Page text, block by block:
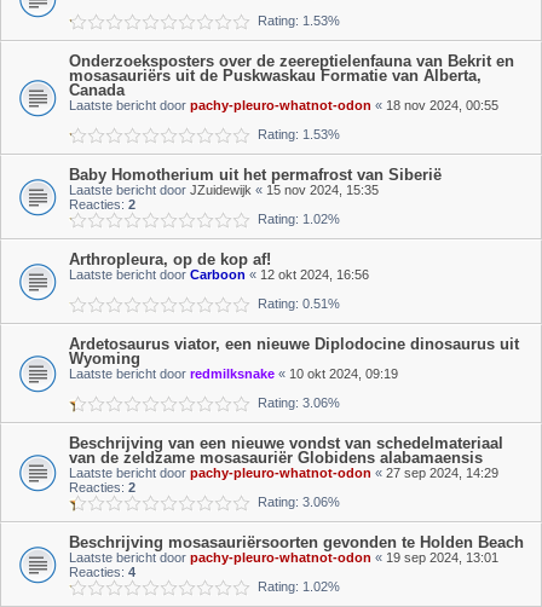
Rating: 1.53%
Onderzoeksposters over de zeereptielenfauna van Bekrit en
mosasauriërs uit de Puskwaskau Formatie van Alberta,
Canada
Laatste bericht door pachy-pleuro-whatnot-odon « 18 nov 2024, 00:55
Rating: 1.53%
Baby Homotherium uit het permafrost van Siberië
Laatste bericht door JZuidewijk « 15 nov 2024, 15:35
Reacties: 2
Rating: 1.02%
Arthropleura, op de kop af!
Laatste bericht door Carboon « 12 okt 2024, 16:56
Rating: 0.51%
Ardetosaurus viator, een nieuwe Diplodocine dinosaurus uit
Wyoming
Laatste bericht door redmilksnake « 10 okt 2024, 09:19
Rating: 3.06%
Beschrijving van een nieuwe vondst van schedelmateriaal
van de zeldzame mosasauriër Globidens alabamaensis
Laatste bericht door pachy-pleuro-whatnot-odon « 27 sep 2024, 14:29
Reacties: 2
Rating: 3.06%
Beschrijving mosasauriërsoorten gevonden te Holden Beach
Laatste bericht door pachy-pleuro-whatnot-odon « 19 sep 2024, 13:01
Reacties: 4
Rating: 1.02%